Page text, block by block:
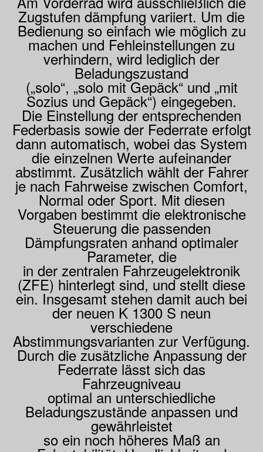
Zugstufen dämpfung variiert. Um die
Bedienung so einfach wie möglich zu
machen und Fehleinstellungen zu
verhindern, wird lediglich der
Beladungszustand
(„solo“, „solo mit Gepäck“ und „mit
Sozius und Gepäck“) eingegeben.
Die Einstellung der entsprechenden
Federbasis sowie der Federrate erfolgt
dann automatisch, wobei das System
die einzelnen Werte aufeinander
abstimmt. Zusätzlich wählt der Fahrer
je nach Fahrweise zwischen Comfort,
Normal oder Sport. Mit diesen
Vorgaben bestimmt die elektronische
Steuerung die passenden
Dämpfungsraten anhand optimaler
Parameter, die
in der zentralen Fahrzeugelektronik
(ZFE) hinterlegt sind, und stellt diese
ein. Insgesamt stehen damit auch bei
der neuen K 1300 S neun
verschiedene
Abstimmungsvarianten zur Verfügung.
Durch die zusätzliche Anpassung der
Federrate lässt sich das
Fahrzeugniveau
optimal an unterschiedliche
Beladungszustände anpassen und
gewährleistet
so ein noch höheres Maß an